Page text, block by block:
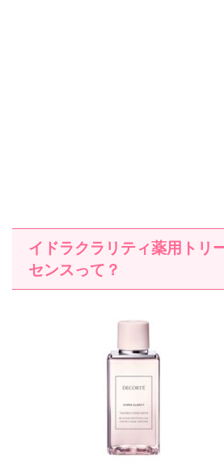
イドラクラリティ薬用トリ
センスって？